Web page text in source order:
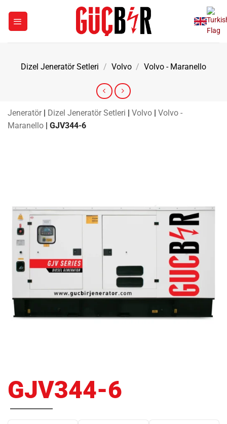
Dizel Jeneratör Setleri / Volvo / Volvo - Maranello
Jeneratör | Dizel Jeneratör Setleri | Volvo | Volvo -
Maranello | GJV344-6
GJV344-6